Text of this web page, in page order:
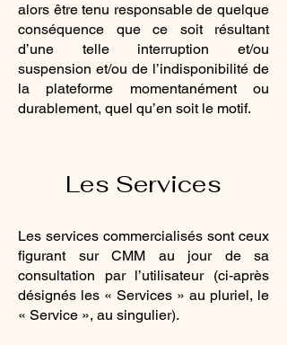
alors être tenu responsable de quelque
conséquence que ce soit résultant
d’une telle interruption et/ou
suspension et/ou de l’indisponibilité de
la plateforme momentanément ou
durablement, quel qu’en soit le motif.
Les Services
Les services commercialisés sont ceux
figurant sur CMM au jour de sa
consultation par l’utilisateur (ci-après
désignés les « Services » au pluriel, le
« Service », au singulier).